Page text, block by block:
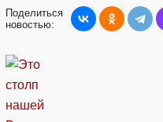
Поделиться
новостью: